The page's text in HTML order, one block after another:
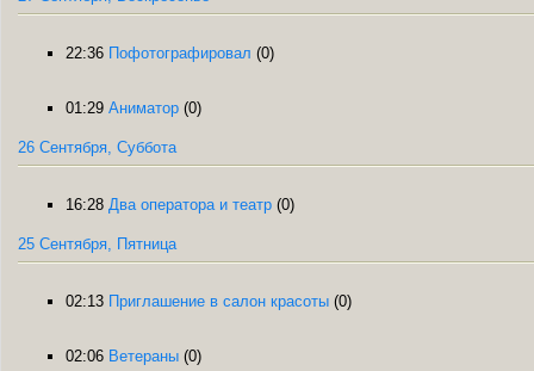
22:36 Пофотографировал (0)
01:29 Аниматор (0)
26 Сентября, Суббота
16:28 Два оператора и театр (0)
25 Сентября, Пятница
02:13 Приглашение в салон красоты (0)
02:06 Ветераны (0)